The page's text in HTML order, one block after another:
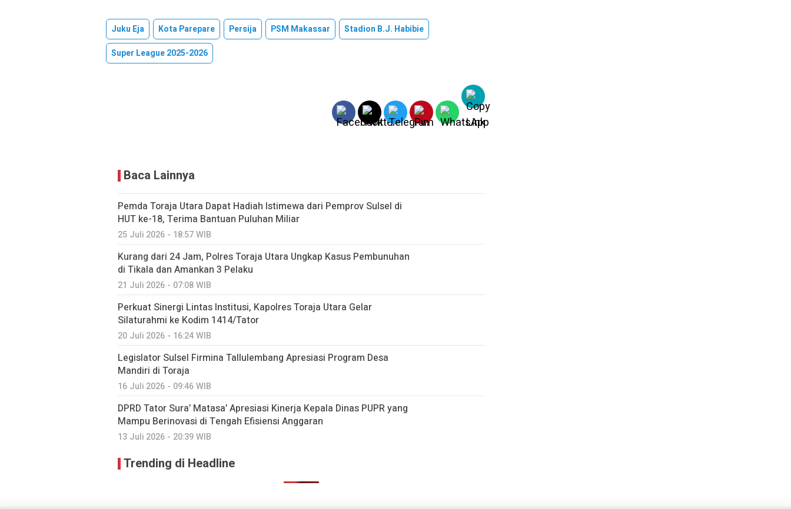
Juku Eja Kota Parepare Persija PSM Makassar
Stadion B.J. Habibie
Super League 2025-2026
Baca Lainnya
Pemda Toraja Utara Dapat Hadiah Istimewa dari Pemprov Sulsel di
HUT ke-18, Terima Bantuan Puluhan Miliar
25 Juli 2026 - 18:57 WIB
Kurang dari 24 Jam, Polres Toraja Utara Ungkap Kasus Pembunuhan
di Tikala dan Amankan 3 Pelaku
21 Juli 2026 - 07:08 WIB
Perkuat Sinergi Lintas Institusi, Kapolres Toraja Utara Gelar
Silaturahmi ke Kodim 1414/Tator
20 Juli 2026 - 16:24 WIB
Legislator Sulsel Firmina Tallulembang Apresiasi Program Desa
Mandiri di Toraja
16 Juli 2026 - 09:46 WIB
DPRD Tator Sura’ Matasa’ Apresiasi Kinerja Kepala Dinas PUPR yang
Mampu Berinovasi di Tengah Efisiensi Anggaran
13 Juli 2026 - 20:39 WIB
Trending di Headline